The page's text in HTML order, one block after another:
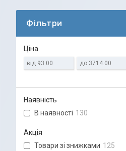
Фільтри
Ціна
Наявність
В наявності 130
Акція
Товари зі знижками 125